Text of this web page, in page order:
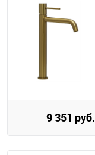
9 351 руб.